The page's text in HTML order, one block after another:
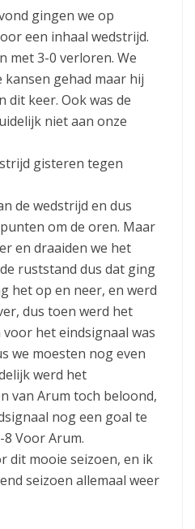
gingen we op
een inhaal wedstrijd.
met 3-0 verloren. We
gehad maar hij
dit keer. Ook was de
niet aan onze
gisteren tegen
de wedstrijd en dus
om de oren. Maar
en draaiden we het
ruststand dus dat ging
het op en neer, en werd
dus toen werd het
het eindsignaal was
we moesten nog even
werd het
van Arum toch beloond,
nog een goal te
Voor Arum.
dit mooie seizoen, en ik
seizoen allemaal weer